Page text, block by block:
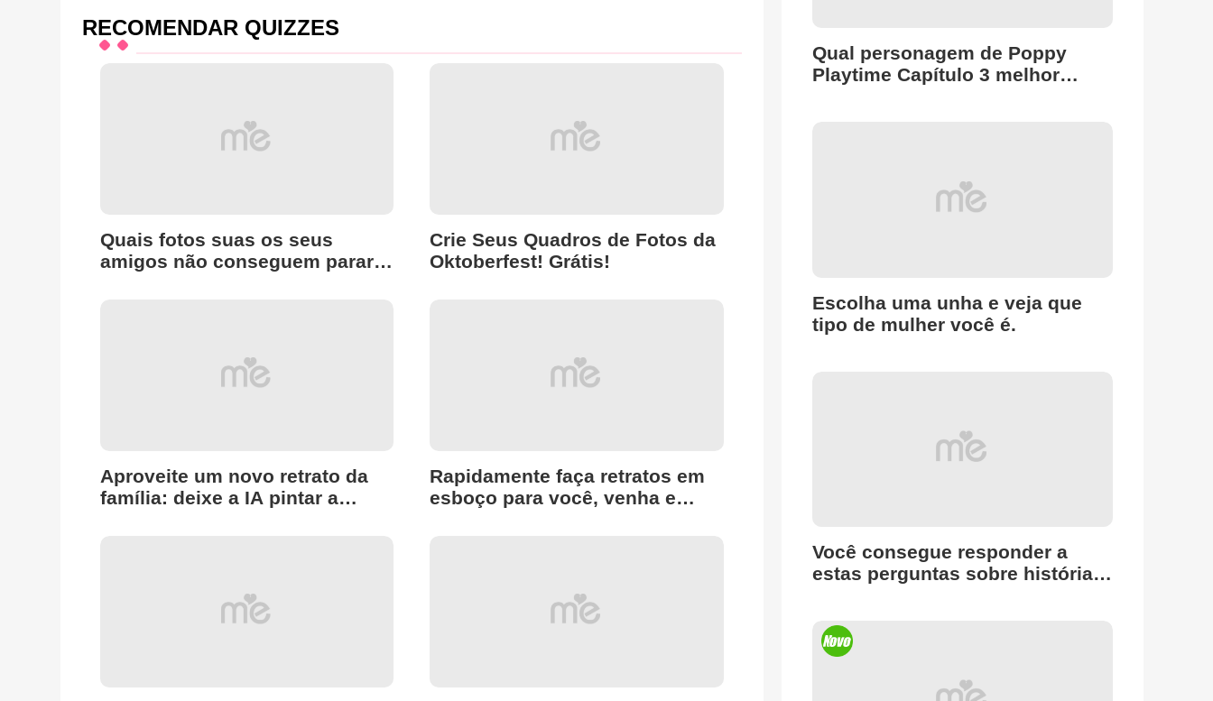
RECOMENDAR QUIZZES
Quais fotos suas os seus
amigos não conseguem parar
Crie Seus Quadros de Fotos da
Oktoberfest! Grátis!
Aproveite um novo retrato da
família: deixe a IA pintar a
Rapidamente faça retratos em
esboço para você, venha e
Qual personagem de Poppy
Playtime Capítulo 3 melhor
Escolha uma unha e veja que
tipo de mulher você é.
Você consegue responder a
estas perguntas sobre história?